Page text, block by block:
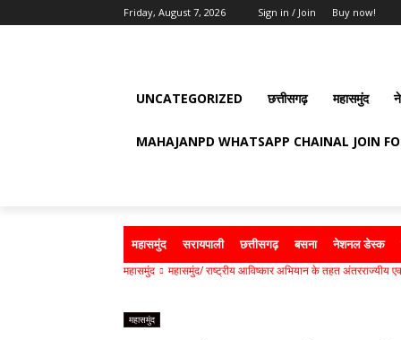
Friday, August 7, 2026 Sign in / Join Buy now!
UNCATEGORIZED छत्तीसगढ़ महासमुंद
MAHAJANPD WHATSAPP CHAINAL JOIN
महासमुंद सरायपाली छत्तीसगढ़ बसना नेशनल डेस्क
महासमुंद महासमुंद/ राष्ट्रीय आविष्कार अभियान के तहत अंतरराज्यीय
महासमुंद